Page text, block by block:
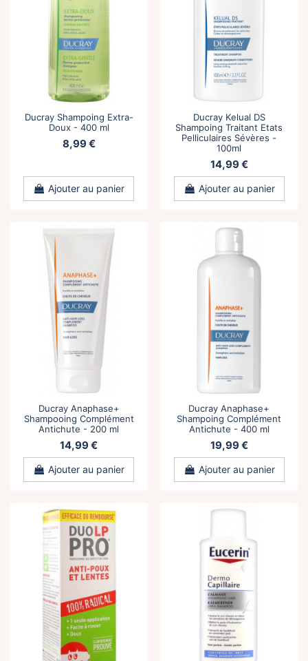
Ducray Shampoing Extra-
Doux - 400 ml
8,99 €
Ajouter au panier
Ducray Kelual DS
Shampoing Traitant Etats
Pelliculaires Sévères -
100ml
14,99 €
Ajouter au panier
Ducray Anaphase+
Shampooing Complément
Antichute - 200 ml
14,99 €
Ajouter au panier
Ducray Anaphase+
Shampoing Complément
Antichute - 400 ml
19,99 €
Ajouter au panier